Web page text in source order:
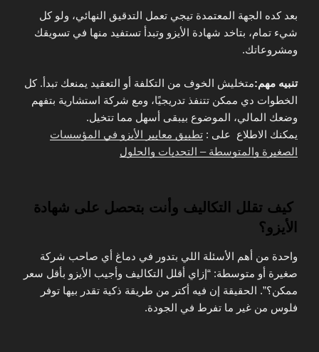
بعد كده الجهة المعتمدة تيجي تعمل التدقيق النهائي، ولو كل
شيء تمام، بتاخد شهادة الأيزو وتبدأ تستفيد منها في تسويقك
ومشروعاتك.
تنبيه مهم:متخليش الخوف من التكلفة أو التعقيد يمنعك تبدأ. كل
الخطوات دي ممكن تتنفذ تدريجيًا، ومع شركة استشارية بتفهم
وضعك المالي، الموضوع بيبقى أسهل مما تتخيل.
يمكنك الاطلاع على : تطبيق معايير الأيزو في المؤسسات
الصغيرة والمتوسطة – التحديات والحلول
كيف تقلل التكاليف وأنت بتحصل على شهادة
الأيزو؟
واحدة من أهم الأسئلة اللي بتدور في دماغ أي صاحب شركة
صغيرة أو متوسطة: “إزاي أقلل التكاليف وأجيب الأيزو بأقل سعر
ممكن؟”. الحقيقة إن فيه أكتر من طريقة ذكية تقدر بيها توفر
فلوس من غير ما تفرط في الجودة.